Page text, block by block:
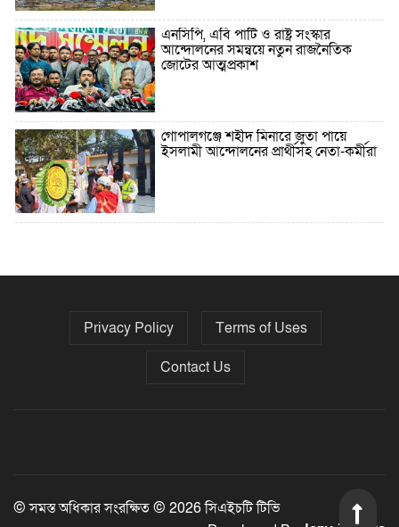
এনসিপি, এবি পার্টি ও রাষ্ট্র সংস্কার
আন্দোলনের সমন্বয়ে নতুন রাজনৈতিক
জোটের আত্মপ্রকাশ
গোপালগঞ্জে শহীদ মিনারে জুতা পায়ে
ইসলামী আন্দোলনের প্রার্থীসহ নেতা-কর্মীরা
নির্বাচনের তফসিল ৮-১৫ ডিসেম্বরের মধ্যে
Privacy Policy
Terms of Uses
Contact Us
© সমস্ত অধিকার সংরক্ষিত © 2026 সিএইচটি টিভি